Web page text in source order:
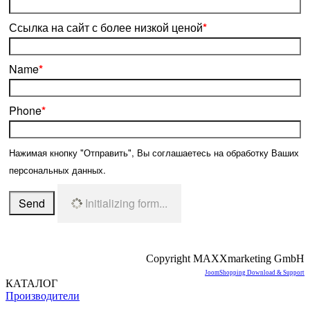
Ссылка на сайт с более низкой ценой*
Name*
Phone*
Нажимая кнопку "Отправить", Вы соглашаетесь на обработку Ваших
персональных данных.
Send Initializing form...
Copyright MAXXmarketing GmbH
JoomShopping Download & Support
КАТАЛОГ
Производители